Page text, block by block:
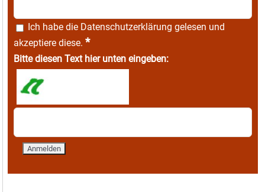
Ich habe die Datenschutzerklärung gelesen und
akzeptiere diese. *
Bitte diesen Text hier unten eingeben: